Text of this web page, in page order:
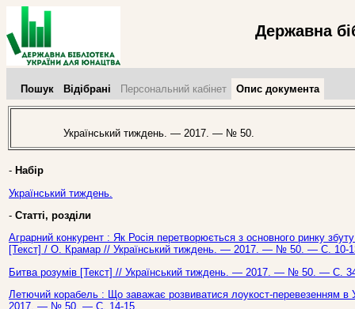
Державна
Пошук Відібрані Персональний кабінет Опис документа
Український тиждень. — 2017. — № 50.
- Набір
Український тиждень.
- Статті, розділи
Аграрний конкурент : Як Росія перетворюється з основного ринку
[Текст] / О. Крамар // Український тиждень. — 2017. — № 50. — С. 10-
Битва розумів [Текст] // Український тиждень. — 2017. — № 50. — С.
Летючий корабель : Що заважає розвиватися лоукост-перевезенням в
2017. — № 50. — С. 14-15.